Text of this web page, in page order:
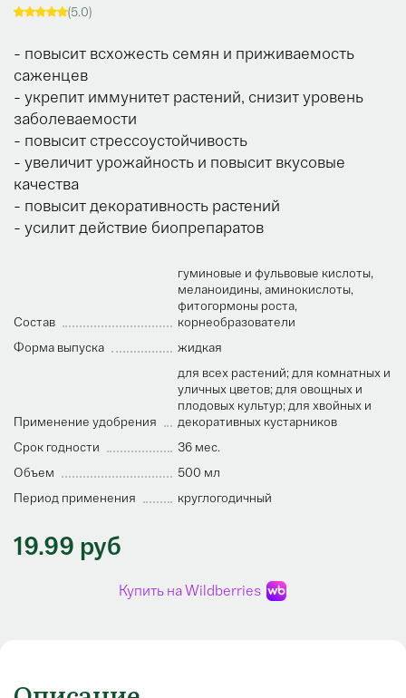
(5.0)
- повысит всхожесть семян и приживаемость
саженцев
- укрепит иммунитет растений, снизит уровень
заболеваемости
- повысит стрессоустойчивость
- увеличит урожайность и повысит вкусовые
качества
- повысит декоративность растений
- усилит действие биопрепаратов
Состав
гуминовые и фульвовые кислоты,
меланоидины, аминокислоты,
фитогормоны роста,
корнеобразователи
Форма выпуска
жидкая
Применение удобрения
для всех растений; для комнатных и
уличных цветов; для овощных и
плодовых культур; для хвойных и
декоративных кустарников
Срок годности
36 мес.
Объем
500 мл
Период применения
круглогодичный
19.99 руб
Купить на Wildberries